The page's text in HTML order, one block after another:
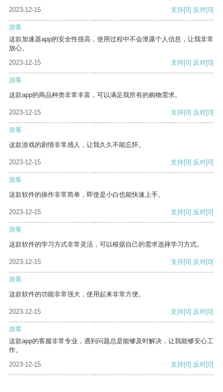
2023-12-15 支持[0] 反对[0]
游客
这款加速器app的安全性很高，使用过程中不会泄露个人信息，让我非常
放心。
2023-12-15
支持[0] 反对[0]
游客
这款app的商品种类非常丰富，可以满足我所有的购物需求。
2023-12-15 支持[0] 反对[0]
游客
这款游戏的剧情非常感人，让我久久不能忘怀。
2023-12-15 支持[0] 反对[0]
游客
这款软件的操作非常简单，即使是小白也能快速上手。
2023-12-15 支持[0] 反对[0]
游客
这款软件的学习方式非常灵活，可以根据自己的需求选择学习方式。
2023-12-15 支持[0] 反对[0]
游客
这款软件的功能非常强大，使用起来非常方便。
2023-12-15 支持[0] 反对[0]
游客
这款app的客服非常专业，遇到问题总是能够及时解决，让我能够安心工
作。
2023-12-15
支持[0] 反对[0]